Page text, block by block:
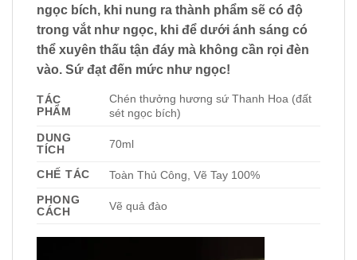
ngọc bích, khi nung ra thành phẩm sẽ có độ
trong vắt như ngọc, khi để dưới ánh sáng có
thể xuyên thấu tận đáy mà không cần rọi đèn
vào. Sứ đạt đến mức như ngọc!
TÁC
PHẨM
Chén thưởng hương sứ Thanh Hoa (đất
sét ngọc bích)
DUNG
TÍCH
70ml
CHẾ TÁC
Toàn Thủ Công, Vẽ Tay 100%
PHONG
CÁCH
Vẽ quả đào